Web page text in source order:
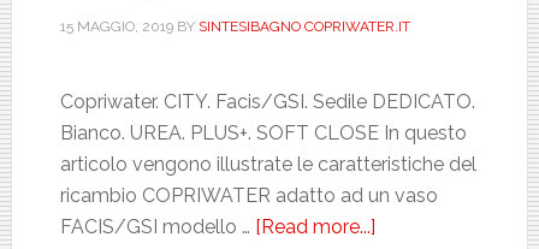
15 MAGGIO, 2019BY SINTESIBAGNO COPRIWATER.IT
Copriwater. CITY. Facis/GSI. Sedile DEDICATO.
Bianco. UREA. PLUS+. SOFT CLOSE In questo
articolo vengono illustrate le caratteristiche del
ricambio COPRIWATER adatto ad un vaso
FACIS/GSI modello … [Read more...]